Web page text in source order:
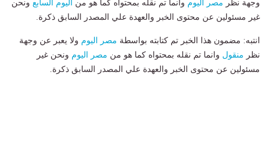
وجهة نظر مصر اليوم وانما تم نقله بمحتواه كما هو من اليوم السابع ونحن
غير مسئولين عن محتوى الخبر والعهدة علي المصدر السابق ذكرة.
انتبه: مضمون هذا الخبر تم كتابته بواسطة مصر اليوم ولا يعبر عن وجهة
نظر منقول وانما تم نقله بمحتواه كما هو من مصر اليوم ونحن غير
مسئولين عن محتوى الخبر والعهدة علي المصدر السابق ذكرة.